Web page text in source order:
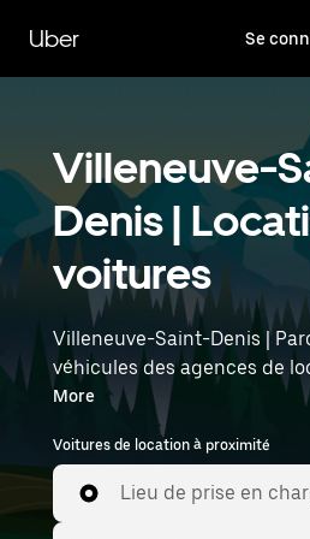
contenu
principal
Uber Se
Villeneuve-
Denis |
voitures
Villeneuve-Saint-Denis |
véhicules des agences de
populaires avec Uber Rent.
électriques aux berlines de
les SUV, vous trouverez des
aux voyageurs en solo et
jusqu'à sept personnes.
More
Voitures de location à proximité
Lieu de prise en